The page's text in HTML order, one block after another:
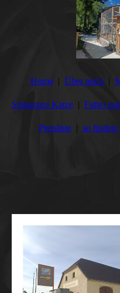
Home Über mich
Singapura Katze Futter
Preisliste so finden